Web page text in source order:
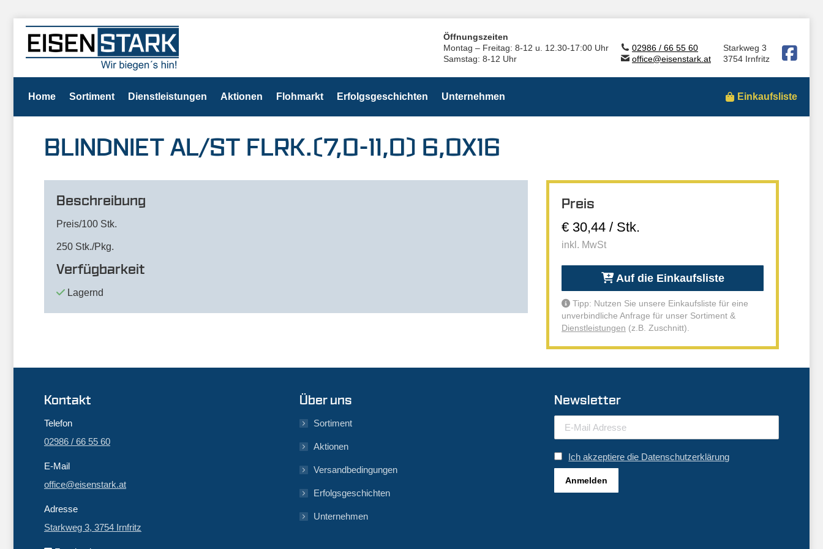
Öffnungszeiten
Montag – Freitag: 8-12 u. 12.30-17:00 Uhr
Samstag: 8-12 Uhr
02986 / 66 55 60
office@eisenstark.at
Starkweg 3
3754 Irnfritz
Home Sortiment Dienstleistungen Aktionen Flohmarkt Erfolgsgeschichten Unternehmen Einkaufsliste
BLINDNIET AL/ST FLRK.(7,0-11,0) 6,0X16
Beschreibung
Preis/100 Stk.
250 Stk./Pkg.
Verfügbarkeit
Lagernd
Preis
€ 30,44 / Stk.
inkl. MwSt
Auf die Einkaufsliste
Tipp: Nutzen Sie unsere Einkaufsliste für eine
unverbindliche Anfrage für unser Sortiment &
Dienstleistungen (z.B. Zuschnitt).
Kontakt
Telefon
02986 / 66 55 60
E-Mail
office@eisenstark.at
Adresse
Starkweg 3, 3754 Irnfritz
Über uns
Sortiment
Aktionen
Versandbedingungen
Erfolgsgeschichten
Unternehmen
Newsletter
Ich akzeptiere die Datenschutzerklärung